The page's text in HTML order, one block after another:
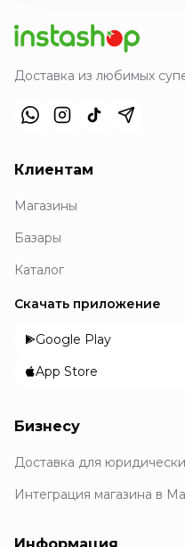
Доставка из любимых
Клиентам
Магазины
Базары
Каталог
Скачать приложение
Google Play
App Store
Бизнесу
Доставка для
Интеграция магазина в